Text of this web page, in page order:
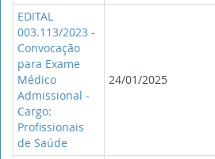
EDITAL
003.113/2023 -
Convocação
para Exame
Médico
Admissional -
Cargo:
Profissionais
de Saúde
24/01/2025